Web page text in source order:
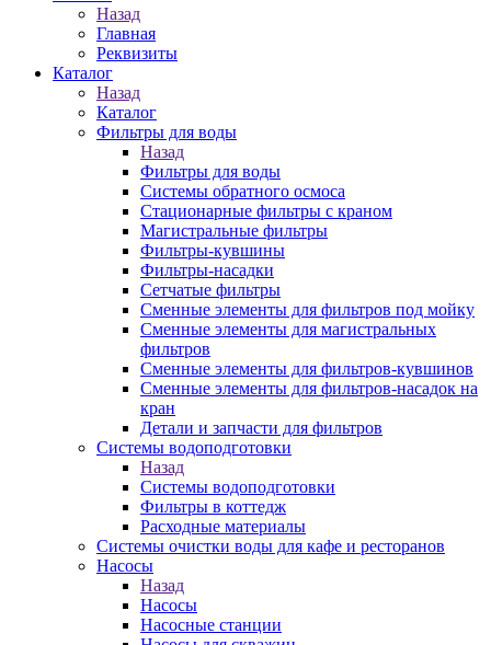
Назад
Главная
Реквизиты
Каталог
Назад
Каталог
Фильтры для воды
Назад
Фильтры для воды
Системы обратного осмоса
Стационарные фильтры с краном
Магистральные фильтры
Фильтры-кувшины
Фильтры-насадки
Сетчатые фильтры
Сменные элементы для фильтров под мойку
Сменные элементы для магистральных
фильтров
Сменные элементы для фильтров-кувшинов
Сменные элементы для фильтров-насадок на
кран
Детали и запчасти для фильтров
Системы водоподготовки
Назад
Системы водоподготовки
Фильтры в коттедж
Расходные материалы
Системы очистки воды для кафе и ресторанов
Насосы
Назад
Насосы
Насосные станции